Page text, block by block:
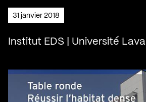
31 janvier 2018
Institut EDS | Université Laval